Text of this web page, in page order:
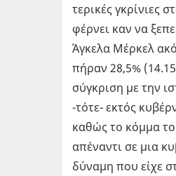
τε­ρι­κές γκρί­νιες
φέρ­νει καν να
Άγκε­λα Μέρ­κελ
πήραν 28,5%
σύ­γκρι­ση με την
-τό­τε- εκτός
καθώς το κόμμα
απέ­να­ντι σε μια
δύ­να­μη που είχε